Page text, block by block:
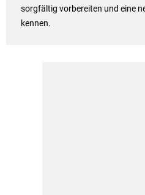
sorgfältig vorbereiten und eine
kennen.